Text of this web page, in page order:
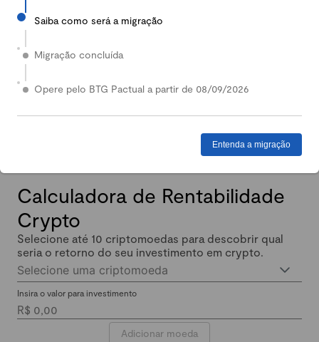
2024
Em 2024, nossa Carteira Conservadora mais que
Enquanto isso, quem investiu em Renda Fixa lucrou
Calculadora de Rentabilidade
Crypto
Selecione até 10 criptomoedas para descobrir qual
seria o retorno do seu investimento em crypto.
Selecione uma criptomoeda
Insira o valor para investimento
Adicionar moeda
Saiba como será a migração
Migração concluída
Opere pelo BTG Pactual a partir de 08/09/2026
Entenda a migração